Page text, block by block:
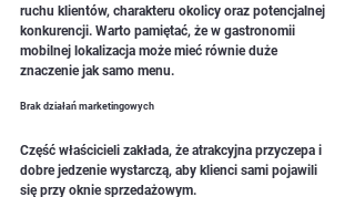
ruchu klientów, charakteru okolicy oraz potencjalnej
konkurencji. Warto pamiętać, że w gastronomii
mobilnej lokalizacja może mieć równie duże
znaczenie jak samo menu.
Brak działań marketingowych
Część właścicieli zakłada, że atrakcyjna przyczepa i
dobre jedzenie wystarczą, aby klienci sami pojawili
się przy oknie sprzedażowym.